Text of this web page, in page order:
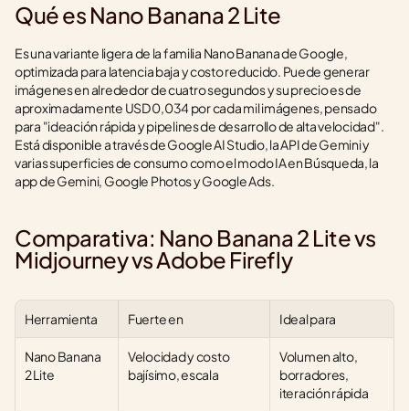
Qué es Nano Banana 2 Lite
Es una variante ligera de la familia Nano Banana de Google,
optimizada para latencia baja y costo reducido. Puede generar
imágenes en alrededor de cuatro segundos y su precio es de
aproximadamente USD 0,034 por cada mil imágenes, pensado
para "ideación rápida y pipelines de desarrollo de alta velocidad".
Está disponible a través de Google AI Studio, la API de Gemini y
varias superficies de consumo como el modo IA en Búsqueda, la
app de Gemini, Google Photos y Google Ads.
Comparativa: Nano Banana 2 Lite vs
Midjourney vs Adobe Firefly
Herramienta Fuerte en Ideal para
Nano Banana
2 Lite
Velocidad y costo
bajísimo, escala
Volumen alto,
borradores,
iteración rápida